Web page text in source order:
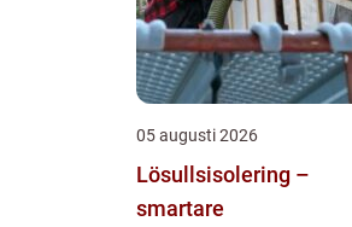
05 augusti 2026
Lösullsisolering –
smartare